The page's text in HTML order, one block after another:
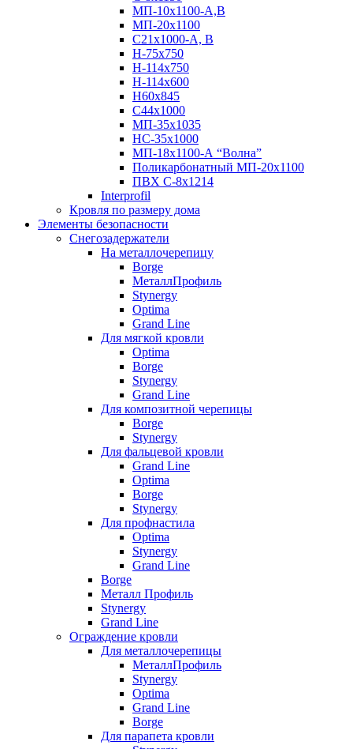
МП-10x1100-А,В
МП-20х1100
С21х1000-А, В
H-75х750
Н-114х750
Н-114х600
Н60х845
С44х1000
МП-35х1035
НС-35х1000
МП-18х1100-А “Волна”
Поликарбонатный МП-20х1100
ПВХ С-8х1214
Interprofil
Кровля по размеру дома
Элементы безопасности
Снегозадержатели
На металлочерепицу
Borge
МеталлПрофиль
Stynergy
Optima
Grand Line
Для мягкой кровли
Optima
Borge
Stynergy
Grand Line
Для композитной черепицы
Borge
Stynergy
Для фальцевой кровли
Grand Line
Optima
Borge
Stynergy
Для профнастила
Optima
Stynergy
Grand Line
Borge
Металл Профиль
Stynergy
Grand Line
Ограждение кровли
Для металлочерепицы
МеталлПрофиль
Stynergy
Optima
Grand Line
Borge
Для парапета кровли